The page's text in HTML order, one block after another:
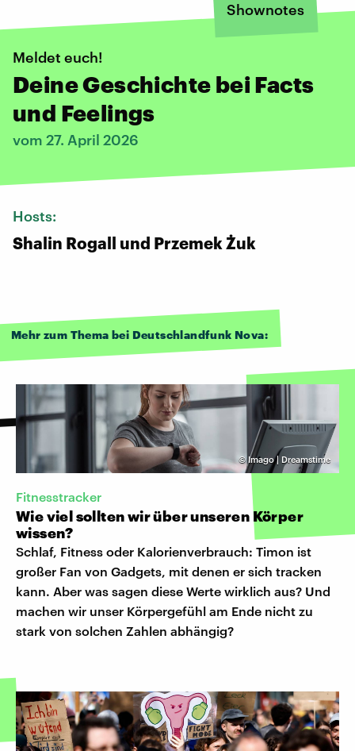
Shownotes
Meldet euch!
Deine Geschichte bei Facts
und Feelings
vom 27. April 2026
Hosts:
Shalin Rogall und Przemek Żuk
Mehr zum Thema bei Deutschlandfunk Nova:
© Imago | Dreamstime
Fitnesstracker
Wie viel sollten wir über unseren Körper
wissen?
Schlaf, Fitness oder Kalorienverbrauch: Timon ist
großer Fan von Gadgets, mit denen er sich tracken
kann. Aber was sagen diese Werte wirklich aus? Und
machen wir unser Körpergefühl am Ende nicht zu
stark von solchen Zahlen abhängig?